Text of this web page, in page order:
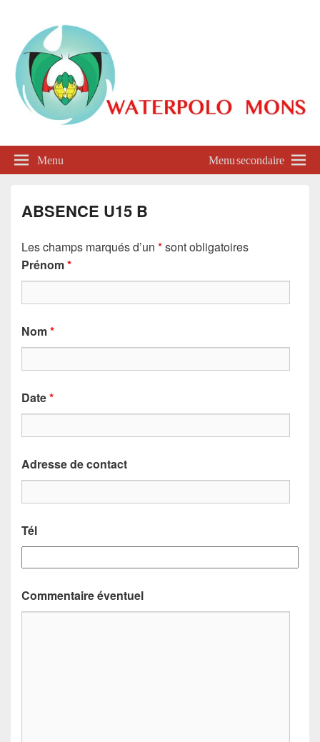
Waterpolo Mons
Menu Menu secondaire
ABSENCE U15 B
Les champs marqués d’un *sont obligatoires
Prénom*
Nom*
Date*
Adresse de contact
Tél
Commentaire éventuel